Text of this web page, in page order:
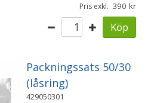
Pris exkl. 390
Köp
Packningssats 50/30
(låsring)
429050301